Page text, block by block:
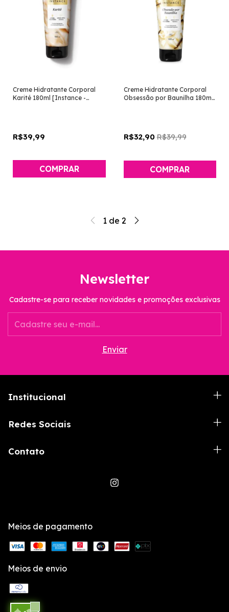
Creme Hidratante Corporal
Karité 180ml [Instance -
R$39,99
Creme Hidratante Corporal
Obsessão por Baunilha 180ml
R$32,90 R$39,99
1 de 2
Newsletter
Cadastre-se para receber novidades e promoções exclusivas
Institucional
Redes Sociais
Contato
Meios de pagamento
Meios de envio